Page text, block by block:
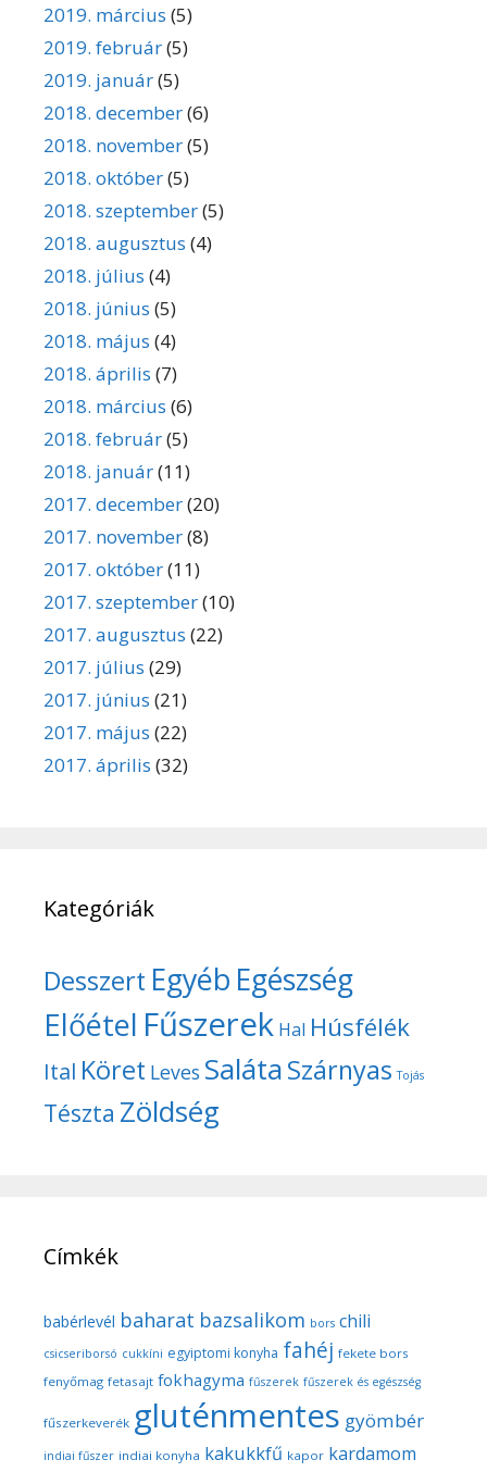
2019. március (5)
2019. február(5)
2019. január(5)
2018. december(6)
2018. november(5)
2018. október(5)
2018. szeptember(5)
2018. augusztus (4)
2018. július (4)
2018. június (5)
2018. május (4)
2018. április (7)
2018. március (6)
2018. február(5)
2018. január(11)
2017. december(20)
2017. november(8)
2017. október(11)
2017. szeptember(10)
2017. augusztus (22)
2017. július (29)
2017. június (21)
2017. május (22)
2017. április (32)
Kategóriák
Desszert Egyéb Egészség
Előétel Fűszerek Hal Húsfélék
Ital Köret Leves SalátaSzárnyas Tojás
Tészta Zöldség
Címkék
babérlevél baharat bazsalikom bors chili
csicseriborsó cukkíni egyiptomi konyha fahéj fekete bors
fenyőmag fetasajt fokhagyma fűszerek fűszerek és egészség
fűszerkeverék gluténmentes gyömbér
indiai fűszer indiai konyha kakukkfű kapor kardamom